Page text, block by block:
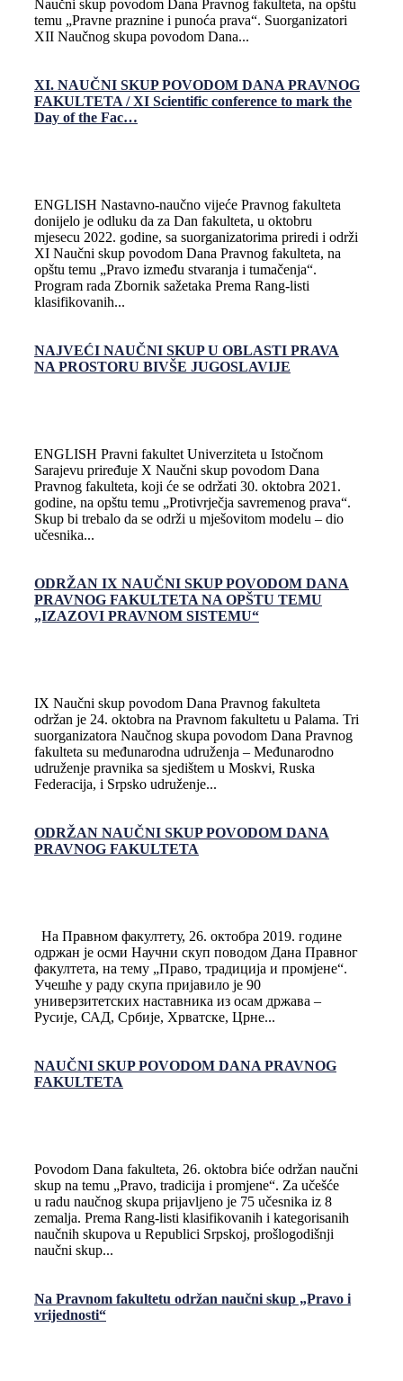
Naučni skup povodom Dana Pravnog fakulteta, na opštu
temu „Pravne praznine i punoća prava“. Suorganizatori
XII Naučnog skupa povodom Dana...
XI. NAUČNI SKUP POVODOM DANA PRAVNOG
FAKULTETA / XI Scientific conference to mark the
Day of the Fac…
ENGLISH Nastavno-naučno vijeće Pravnog fakulteta
donijelo je odluku da za Dan fakulteta, u oktobru
mjesecu 2022. godine, sa suorganizatorima priredi i održi
XI Naučni skup povodom Dana Pravnog fakulteta, na
opštu temu „Pravo između stvaranja i tumačenja“.
Program rada Zbornik sažetaka Prema Rang-listi
klasifikovanih...
NAJVEĆI NAUČNI SKUP U OBLASTI PRAVA
NA PROSTORU BIVŠE JUGOSLAVIJE
ENGLISH Pravni fakultet Univerziteta u Istočnom
Sarajevu priređuje X Naučni skup povodom Dana
Pravnog fakulteta, koji će se održati 30. oktobra 2021.
godine, na opštu temu „Protivrječja savremenog prava“.
Skup bi trebalo da se održi u mješovitom modelu – dio
učesnika...
ODRŽAN IX NAUČNI SKUP POVODOM DANA
PRAVNOG FAKULTETA NA OPŠTU TEMU
„IZAZOVI PRAVNOM SISTEMU“
IX Naučni skup povodom Dana Pravnog fakulteta
održan je 24. oktobra na Pravnom fakultetu u Palama. Tri
suorganizatora Naučnog skupa povodom Dana Pravnog
fakulteta su međunarodna udruženja – Međunarodno
udruženje pravnika sa sjedištem u Moskvi, Ruska
Federacija, i Srpsko udruženje...
ODRŽAN NAUČNI SKUP POVODOM DANA
PRAVNOG FAKULTETA
На Правном факултету, 26. октобра 2019. године
одржан је осми Научни скуп поводом Дана Правног
факултета, на тему „Право, традиција и промјене“.
Учешће у раду скупа пријавило је 90
универзитетских наставника из осам држава –
Русије, САД, Србије, Хрватске, Црне...
NAUČNI SKUP POVODOM DANA PRAVNOG
FAKULTETA
Povodom Dana fakulteta, 26. oktobra biće održan naučni
skup na temu „Pravo, tradicija i promjene“. Za učešće
u radu naučnog skupa prijavljeno je 75 učesnika iz 8
zemalja. Prema Rang-listi klasifikovanih i kategorisanih
naučnih skupova u Republici Srpskoj, prošlogodišnji
naučni skup...
Na Pravnom fakultetu održan naučni skup „Pravo i
vrijednosti“